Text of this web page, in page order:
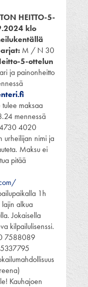
HEITTO-5-
klo
M / N 30
5-ottelun
ja painonheitto
maksaa
mennessä
4730 4020
urheilijan nimi ja
Maksu ei
pitää
1h
alkua
Jokaisella
kilpailulisenssi.
7588089
Kauhajoen